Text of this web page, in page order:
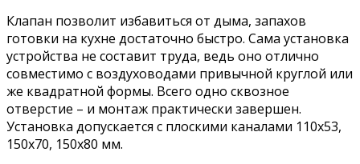
Клапан позволит избавиться от дыма, запахов
готовки на кухне достаточно быстро. Сама установка
устройства не составит труда, ведь оно отлично
совместимо с воздуховодами привычной круглой или
же квадратной формы. Всего одно сквозное
отверстие – и монтаж практически завершен.
Установка допускается с плоскими каналами 110х53,
150х70, 150х80 мм.